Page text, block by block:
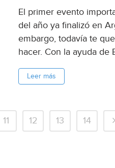
El primer evento
del año ya finalizó en
embargo, todavía te
hacer. Con la ayuda de
gestionar tus reclamos
Leer más
11 12 13 14